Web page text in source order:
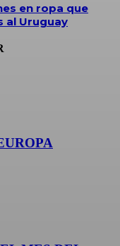
en ropa que
al Uruguay